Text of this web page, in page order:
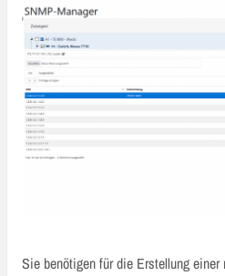
Sie benötigen für die Erstellung